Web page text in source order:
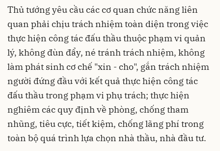
Thủ tướng yêu cầu các cơ quan chức năng liên
quan phải chịu trách nhiệm toàn diện trong việc
thực hiện công tác đấu thầu thuộc phạm vi quản
lý, không đùn đẩy, né tránh trách nhiệm, không
làm phát sinh cơ chế "xin - cho", gắn trách nhiệm
người đứng đầu với kết quả thực hiện công tác
đấu thầu trong phạm vi phụ trách; thực hiện
nghiêm các quy định về phòng, chống tham
nhũng, tiêu cực, tiết kiệm, chống lãng phí trong
toàn bộ quá trình lựa chọn nhà thầu, nhà đầu tư.